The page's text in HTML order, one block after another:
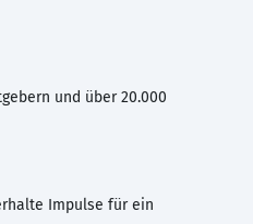
und über 20.000
Impulse für ein